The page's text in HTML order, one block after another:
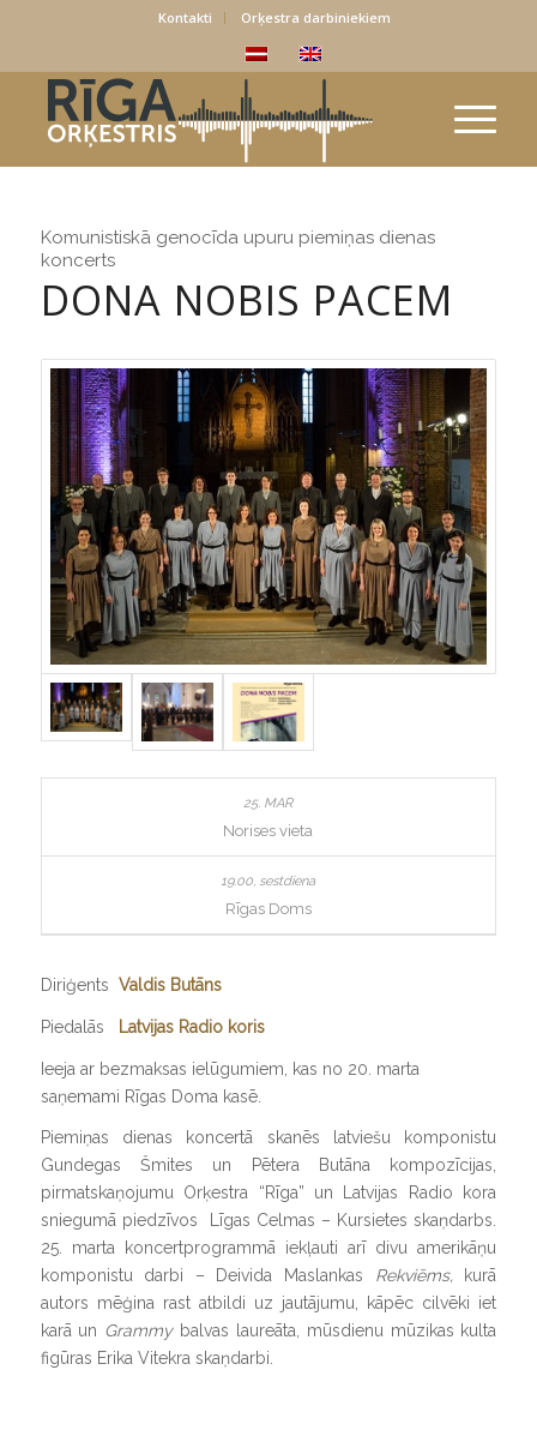
Kontakti Orķestra darbiniekiem
Komunistiskā genocīda upuru piemiņas dienas
koncerts
DONA NOBIS PACEM
Norises vieta
Rīgas Doms
Diriģents Valdis Butāns
Piedalās Latvijas Radio koris
Ieeja ar bezmaksas ielūgumiem, kas no 20. marta
saņemami Rīgas Doma kasē.
Piemiņas dienas koncertā skanēs latviešu komponistu
Gundegas Šmites un Pētera Butāna kompozīcijas,
pirmatskaņojumu Orķestra “Rīga” un Latvijas Radio kora
sniegumā piedzīvos Līgas Celmas – Kursietes skaņdarbs.
25. marta koncertprogrammā iekļauti arī divu amerikāņu
komponistu darbi – Deivida Maslankas Rekviēms,kurā
autors mēģina rast atbildi uz jautājumu, kāpēc cilvēki iet
karā un Grammybalvas laureāta, mūsdienu mūzikas kulta
figūras Erika Vitekra skaņdarbi.